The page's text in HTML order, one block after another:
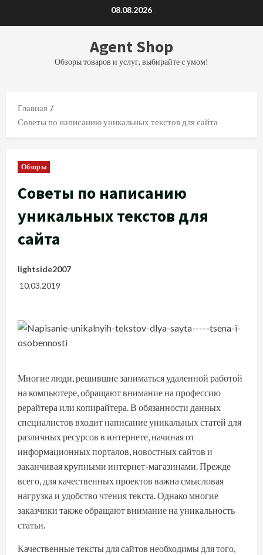
08.08.2026
Agent Shop
Обзоры товаров и услуг, выбирайте с умом!
Главная
Советы по написанию уникальных текстов для сайта
Обзоры
Советы по написанию
уникальных текстов для
сайта
lightside2007
10.03.2019
Многие люди, решившие заниматься удаленной работой
на компьютере, обращают внимание на профессию
рерайтера или копирайтера. В обязанности данных
специалистов входит написание уникальных статей для
различных ресурсов в интернете, начиная от
информационных порталов, новостных сайтов и
заканчивая крупными интернет-магазинами. Прежде
всего, для качественных проектов важна смысловая
нагрузка и удобство чтения текста. Однако многие
заказчики также обращают внимание на уникальность
статьи.
Качественные тексты для сайтов необходимы для того,